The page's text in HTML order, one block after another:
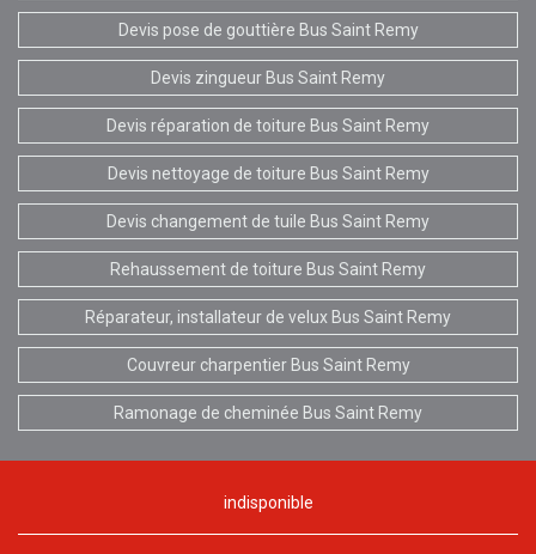
Devis pose de gouttière Bus Saint Remy
Devis zingueur Bus Saint Remy
Devis réparation de toiture Bus Saint Remy
Devis nettoyage de toiture Bus Saint Remy
Devis changement de tuile Bus Saint Remy
Rehaussement de toiture Bus Saint Remy
Réparateur, installateur de velux Bus Saint Remy
Couvreur charpentier Bus Saint Remy
Ramonage de cheminée Bus Saint Remy
indisponible